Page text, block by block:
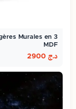
Murales en
MDF
د.ج